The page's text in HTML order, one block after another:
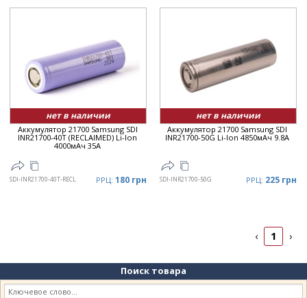
нет в наличии
Аккумулятор 21700 Samsung SDI
INR21700-40T (RECLAIMED) Li-Ion
4000мАч 35А
SDI-INR21700-40T-RECL РРЦ: 180 грн
нет в наличии
Аккумулятор 21700 Samsung SDI
INR21700-50G Li-Ion 4850мАч 9.8A
SDI-INR21700-50G РРЦ: 225 грн
‹ 1 ›
Поиск товара